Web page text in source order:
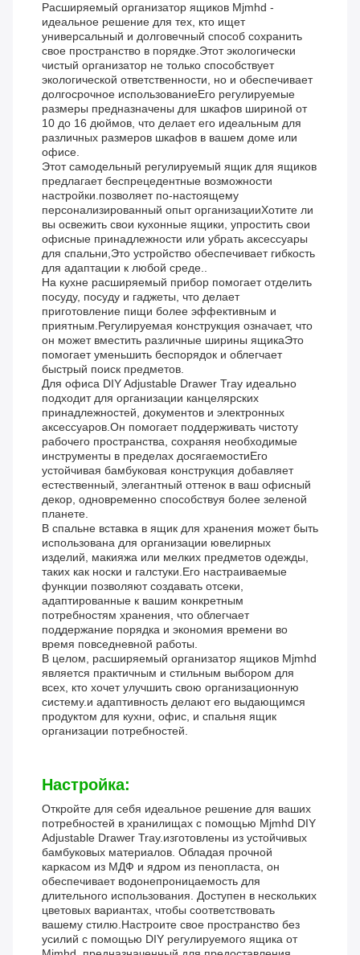
Расширяемый организатор ящиков Mjmhd -
идеальное решение для тех, кто ищет
универсальный и долговечный способ сохранить
свое пространство в порядке.Этот экологически
чистый организатор не только способствует
экологической ответственности, но и обеспечивает
долгосрочное использованиеЕго регулируемые
размеры предназначены для шкафов шириной от
10 до 16 дюймов, что делает его идеальным для
различных размеров шкафов в вашем доме или
офисе.
Этот самодельный регулируемый ящик для ящиков
предлагает беспрецедентные возможности
настройки.позволяет по-настоящему
персонализированный опыт организацииХотите ли
вы освежить свои кухонные ящики, упростить свои
офисные принадлежности или убрать аксессуары
для спальни,Это устройство обеспечивает гибкость
для адаптации к любой среде..
На кухне расширяемый прибор помогает отделить
посуду, посуду и гаджеты, что делает
приготовление пищи более эффективным и
приятным.Регулируемая конструкция означает, что
он может вместить различные ширины ящикаЭто
помогает уменьшить беспорядок и облегчает
быстрый поиск предметов.
Для офиса DIY Adjustable Drawer Tray идеально
подходит для организации канцелярских
принадлежностей, документов и электронных
аксессуаров.Он помогает поддерживать чистоту
рабочего пространства, сохраняя необходимые
инструменты в пределах досягаемостиЕго
устойчивая бамбуковая конструкция добавляет
естественный, элегантный оттенок в ваш офисный
декор, одновременно способствуя более зеленой
планете.
В спальне вставка в ящик для хранения может быть
использована для организации ювелирных
изделий, макияжа или мелких предметов одежды,
таких как носки и галстуки.Его настраиваемые
функции позволяют создавать отсеки,
адаптированные к вашим конкретным
потребностям хранения, что облегчает
поддержание порядка и экономия времени во
время повседневной работы.
В целом, расширяемый организатор ящиков Mjmhd
является практичным и стильным выбором для
всех, кто хочет улучшить свою организационную
систему.и адаптивность делают его выдающимся
продуктом для кухни, офис, и спальня ящик
организации потребностей.
Настройка:
Откройте для себя идеальное решение для ваших
потребностей в хранилищах с помощью Mjmhd DIY
Adjustable Drawer Tray.изготовлены из устойчивых
бамбуковых материалов. Обладая прочной
каркасом из МДФ и ядром из пенопласта, он
обеспечивает водонепроницаемость для
длительного использования. Доступен в нескольких
цветовых вариантах, чтобы соответствовать
вашему стилю.Настроите свое пространство без
усилий с помощью DIY регулируемого ящика от